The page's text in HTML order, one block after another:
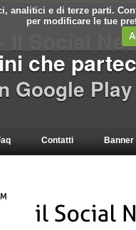
analitici e di terze parti.
per modificare le tue
Contatti Banner
- Il Social
che
Google Play